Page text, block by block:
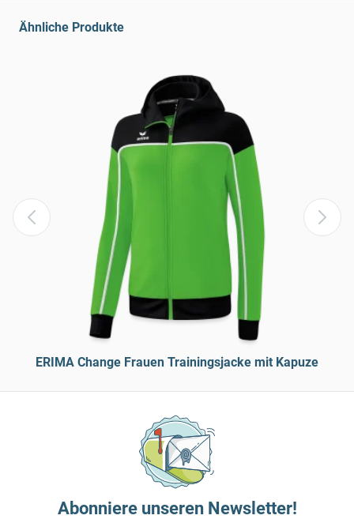
Ähnliche Produkte
ERIMA Change Frauen Trainingsjacke mit Kapuze
Abonniere unseren Newsletter!